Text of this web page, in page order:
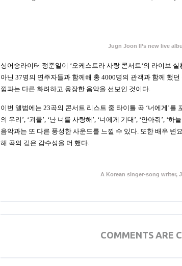
Jugn Joon Il’s new live
싱어송라이터 정준일이 ‘오케스트라 사랑 콘서트‘의 라이브 실
아닌 37명의 연주자들과 함께해 총 4000명의 관객과 함께 했
낌과는 다른 화려하고 웅장한 음악을 선보인 것이다.
이번 앨범에는 23곡의 콘서트 리스트 중 타이틀 곡 ‘너에게 ’를
의 우리 ’, ‘괴물’, ‘난 너를 사랑해 ’, ‘너에게 기대 ’, ‘안아줘 ’, ‘하
음악과는 또 다른 풍성한 사운드를 느낄 수 있다. 또한 배우 변
해 곡의 깊은 감수성을 더 했다.
A Korean singer-song writer,
COMMENTS ARE